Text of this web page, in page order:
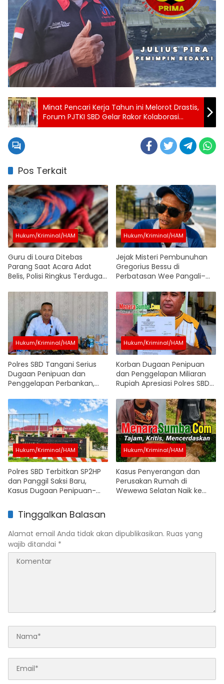
Minat Pencari Kerja Tahun ini Melorot Drastis,
Forum PJTKI SBD Gelar Rakor Kolaborasi
Libatkan Unsur Pers
Pos Terkait
Hukum/Kriminal/HAM
Guru di Loura Ditebas
Parang Saat Acara Adat
Belis, Polisi Ringkus Terduga
Hukum/Kriminal/HAM
Jejak Misteri Pembunuhan
Gregorius Bessu di
Perbatasan Wee Pangali–
Soal Pelaku yang Disebut
Sudah Dibantai Jadi Sorotan
Hukum/Kriminal/HAM
Polres SBD Tangani Serius
Dugaan Penipuan dan
Penggelapan Perbankan,
Alat Bukti
Hukum/Kriminal/HAM
Korban Dugaan Penipuan
dan Penggelapan Miliaran
Rupiah Apresiasi Polres SBD
Kasus Segera Naik ke
Penyidikan
Hukum/Kriminal/HAM
Polres SBD Terbitkan SP2HP
dan Panggil Saksi Baru,
Kasus Dugaan Penipuan-
Waikabubak Terus Bergulir
Hukum/Kriminal/HAM
Kasus Penyerangan dan
Perusakan Rumah di
Wewewa Selatan Naik ke
Tinggalkan Balasan
Alamat email Anda tidak akan dipublikasikan. Ruas yang
wajib ditandai *